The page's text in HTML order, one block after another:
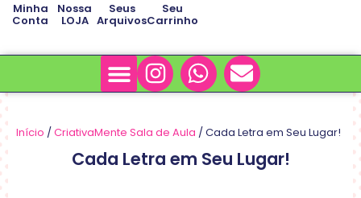
Minha
Conta
Nossa
LOJA
Seus
Arquivos
Seu
Carrinho
Início /CriativaMente Sala de Aula / Cada Letra em Seu Lugar!
Cada Letra em Seu Lugar!